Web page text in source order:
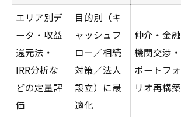
エリア別デ
ータ・収益
還元法・
IRR分析な
どの定量評
価
目的別（キ
ャッシュフ
ロー／相続
対策／法人
設立）に最
適化
仲介・金融
機関交渉・
ポートフォ
リオ再構築